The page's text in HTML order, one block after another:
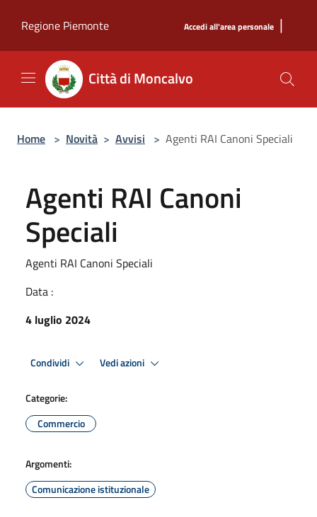
Regione Piemonte
Accedi all'area personale |
Città di Moncalvo
Home > Novità > Avvisi > Agenti RAI Canoni Speciali
Agenti RAI Canoni
Speciali
Agenti RAI Canoni Speciali
Data :
4 luglio 2024
Condividi Vedi azioni
Categorie:
Commercio
Argomenti:
Comunicazione istituzionale